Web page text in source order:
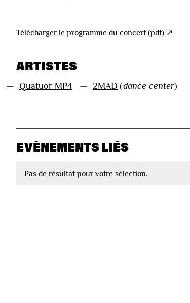
Télécharger le programme du concert (pdf) ↗︎
ARTISTES
— Quatuor MP4 — 2MAD (dance center)
EVÈNEMENTS LIÉS
Pas de résultat pour votre sélection.